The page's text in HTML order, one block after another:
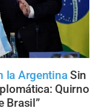
la Argentina Sin
Quirno
Brasil”